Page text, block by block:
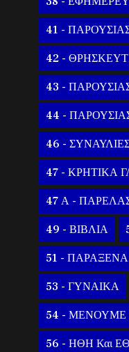
41 -
42 -
43 -
44 -
46 -
47 - ΚΡΗΤΙΚΑ
47 Α -
49 - ΒΙΒΛΙΑ
51 - ΠΑΡΑΞΕΝΑ
53 - ΓΥΝΑΙΚΑ
54 - ΜΕΝΟΥΜΕ
56 - ΗΘΗ Και